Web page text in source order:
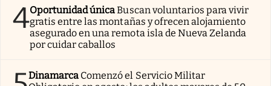
4Oportunidad únicaBuscan voluntarios para vivir
gratis entre las montañas y ofrecen alojamiento
asegurado en una remota isla de Nueva Zelanda
por cuidar caballos
Dinamarca Comenzó el Servicio Militar